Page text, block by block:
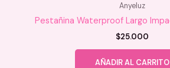
Anyeluz
Pestañina Waterproof Largo
$25.000
AÑADIR AL CARRITO